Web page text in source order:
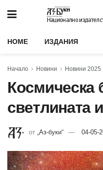
Национално
HOME ИЗДАНИЯ
Начало Новини Новини 2025
Космическа
светлината
от „Аз-буки“ 04-05-